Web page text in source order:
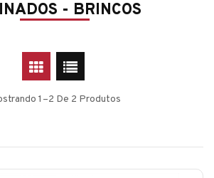
- BRINCOS
1–2 De 2 Produtos